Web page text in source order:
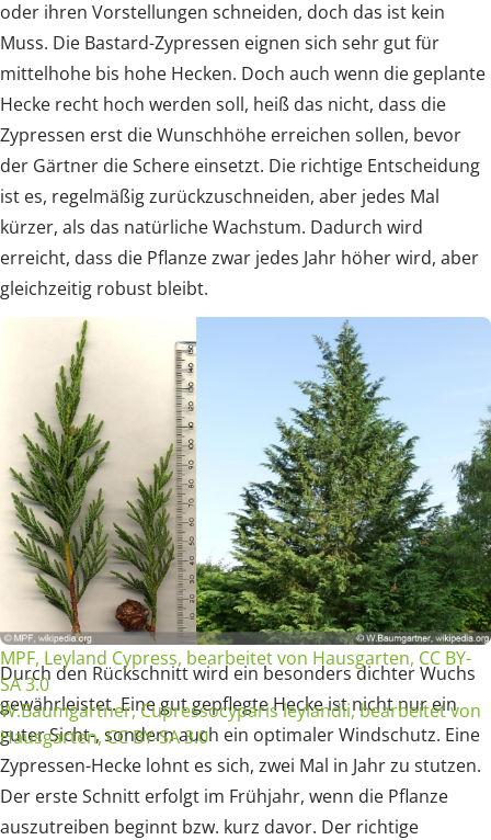
oder ihren Vorstellungen schneiden, doch das ist kein
Muss. Die Bastard-Zypressen eignen sich sehr gut für
mittelhohe bis hohe Hecken. Doch auch wenn die geplante
Hecke recht hoch werden soll, heiß das nicht, dass die
Zypressen erst die Wunschhöhe erreichen sollen, bevor
der Gärtner die Schere einsetzt. Die richtige Entscheidung
ist es, regelmäßig zurückzuschneiden, aber jedes Mal
kürzer, als das natürliche Wachstum. Dadurch wird
erreicht, dass die Pflanze zwar jedes Jahr höher wird, aber
gleichzeitig robust bleibt.
MPF, Leyland Cypress, bearbeitet von Hausgarten, CC BY-
SA 3.0
W.Baumgartner, Cupressocyparis leylandii, bearbeitet von
Hausgarten, CC BY-SA 3.0
Durch den Rückschnitt wird ein besonders dichter Wuchs
gewährleistet. Eine gut gepflegte Hecke ist nicht nur ein
guter Sicht-, sondern auch ein optimaler Windschutz. Eine
Zypressen-Hecke lohnt es sich, zwei Mal in Jahr zu stutzen.
Der erste Schnitt erfolgt im Frühjahr, wenn die Pflanze
auszutreiben beginnt bzw. kurz davor. Der richtige